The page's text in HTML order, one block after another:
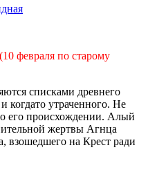
февраля по старому
списками древнего
когдато утраченного. Не
его происхождении. Алый
жертвы Агнца
взошедшего на Крест ради